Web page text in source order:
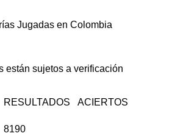
Jugadas en Colombia
están sujetos a verificación
RESULTADOS ACIERTOS
8190